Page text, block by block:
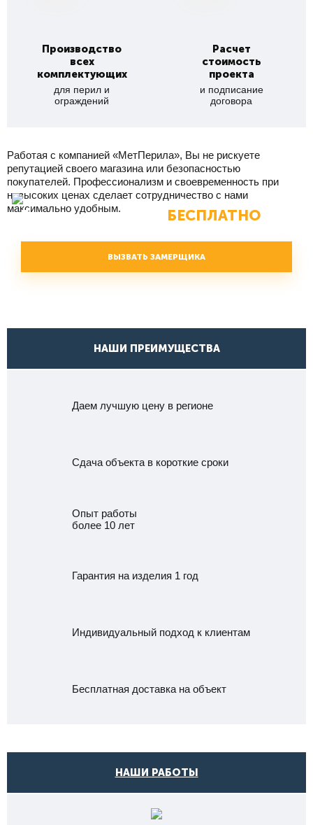
Производство
всех
комплектующих
для перил и
ограждений
Расчет
стоимость
проекта
и подписание
договора
Работая с компанией «МетПерила», Вы не рискуете
репутацией своего магазина или безопасностью
покупателей. Профессионализм и своевременность при
невысоких ценах сделает сотрудничество с нами
максимально удобным.
Вызвать замерщика БЕСПЛАТНО
ВЫЗВАТЬ ЗАМЕРЩИКА
НАШИ ПРЕИМУЩЕСТВА
Даем лучшую цену в регионе
Сдача объекта в короткие сроки
Опыт работы
более 10 лет
Гарантия на изделия 1 год
Индивидуальный подход к клиентам
Бесплатная доставка на объект
НАШИ РАБОТЫ